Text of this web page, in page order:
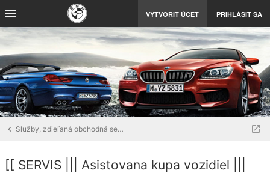
VYTVORIŤ ÚČET PRIHLÁSIŤ SA
Služby, zdieľaná obchodná sekcia
[[ SERVIS ||| Asistovana kupa vozidiel |||